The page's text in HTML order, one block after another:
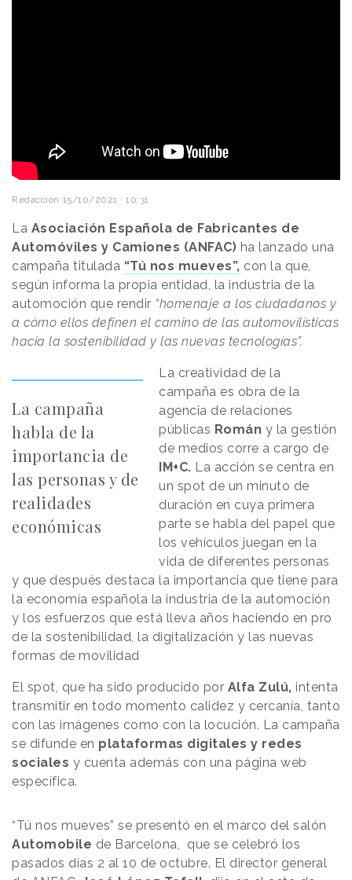
Redacción 15/10/2021 · 10:31
La Asociación Española de Fabricantes de
Automóviles y Camiones (ANFAC) ha lanzado una
campaña titulada “Tú nos mueves”, con la que,
según informa la propia entidad, la industria de la
automoción que rendir “homenaje a los ciudadanos y
a cómo ellos definen el camino de las automovilísticas
hacia la sostenibilidad y las nuevas tecnologías”.
La campaña
habla de la
importancia de
las personas y de
realidades
económicas
La creatividad de la
campaña es obra de la
agencia de relaciones
públicas Román y la gestión
de medios corre a cargo de
IM+C. La acción se centra en
un spot de un minuto de
duración en cuya primera
parte se habla del papel que
los vehículos juegan en la
vida de diferentes personas
y que después destaca la importancia que tiene para
la economía española la industria de la automoción
y los esfuerzos que está lleva años haciendo en pro
de la sostenibilidad, la digitalización y las nuevas
formas de movilidad
El spot, que ha sido producido por Alfa Zulú, intenta
transmitir en todo momento calidez y cercanía, tanto
con las imágenes como con la locución. La campaña
se difunde en plataformas digitales y redes
sociales y cuenta además con una página web
específica.
Automobilede Barcelona, que se celebró los
pasados días 2 al 10 de octubre. El director general
de ANFAC,José López Tafall, dijo en el acto de